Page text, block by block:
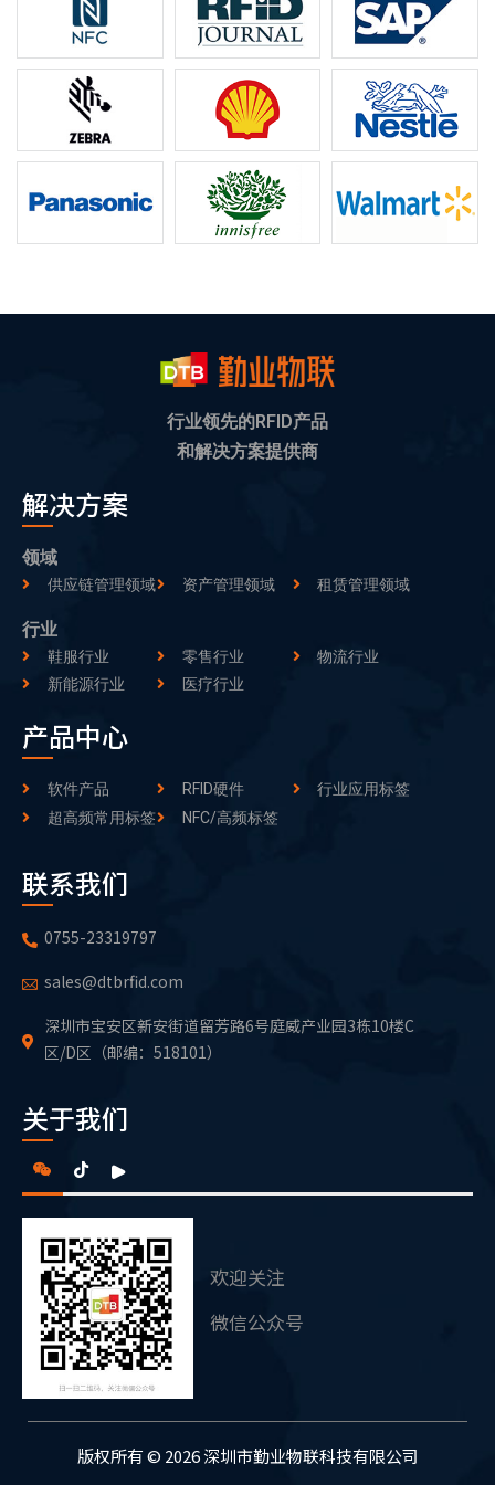
行业领先的RFID产品
和解决方案提供商
解决方案
领域
供应链管理领域 资产管理领域 租赁管理领域
行业
鞋服行业 零售行业
物流行业
新能源行业
医疗行业
产品中心
软件产品 RFID硬件
行业应用标签
超高频常用标签
NFC/高频标签
联系我们
0755-23319797
sales@dtbrfid.com
深圳市宝安区新安街道留芳路6号庭威产业园3栋10楼C
区/D区（邮编：518101）
关于我们
欢迎关注
官方抖音号
版权所有 © 2026 深圳市勤业物联科技有限公司